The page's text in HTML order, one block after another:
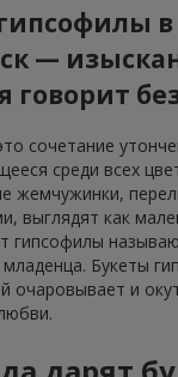
в
—
говорит
сочетание
среди всех
жемчужинки,
выглядят как
гипсофилы
Букеты
очаровывает и